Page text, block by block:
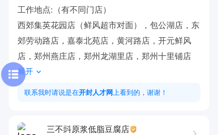
工作地点:（有不同门店）
西郊集英花园店（鲜风超市对面），包公湖店，东
郊劳动路店，嘉泰北苑店，黄河路店，开元鲜风
店，郑州燕庄店，郑州龙湖里店，郑州十里铺店
展开
联系我时请说是在开封人才网 上看到的，谢谢！
三不㪷原浆低脂豆腐店